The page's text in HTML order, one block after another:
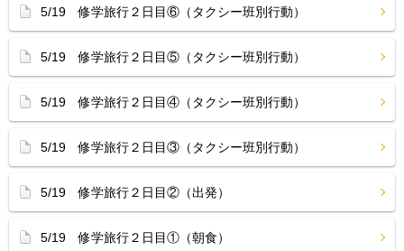
5/19 修学旅行２日目⑥（タクシー班別行動）
5/19 修学旅行２日目⑤（タクシー班別行動）
5/19 修学旅行２日目④（タクシー班別行動）
5/19 修学旅行２日目③（タクシー班別行動）
5/19 修学旅行２日目②（出発）
5/19 修学旅行２日目①（朝食）